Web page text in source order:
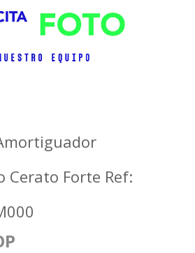
Cerato Forte Ref: